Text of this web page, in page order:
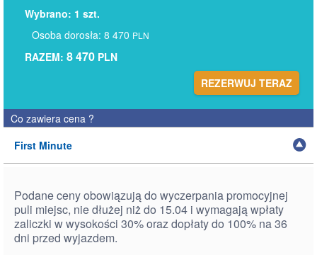
Wybrano: 1 szt.
Osoba dorosła: 8 470 PLN
RAZEM: 8 470 PLN
REZERWUJ TERAZ
Co zawiera cena ?
First Minute
Podane ceny obowiązują do wyczerpania promocyjnej
puli miejsc, nie dłużej niż do 15.04 i wymagają wpłaty
zaliczki w wysokości 30% oraz dopłaty do 100% na 36
dni przed wyjazdem.